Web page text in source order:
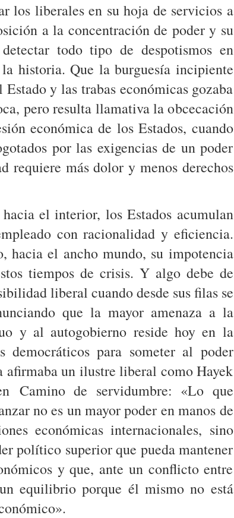
los liberales en su hoja de servicios a
a la concentración de poder y su
todo tipo de despotismos en
historia. Que la burguesía incipiente
y las trabas económicas gozaba
pero resulta llamativa la obcecación
económica de los Estados, cuando
por las exigencias de un poder
requiere más dolor y menos derechos
hacia el interior, los Estados acumulan
con racionalidad y eficiencia.
hacia el ancho mundo, su impotencia
tiempos de crisis. Y algo debe de
liberal cuando desde sus filas se
que la mayor amenaza a la
y al autogobierno reside hoy en la
democráticos para someter al poder
afirmaba un ilustre liberal como Hayek
Camino de servidumbre: «Lo que
no es un mayor poder en manos de
económicas internacionales, sino
político superior que pueda mantener
y que, ante un conflicto entre
equilibrio porque él mismo no está